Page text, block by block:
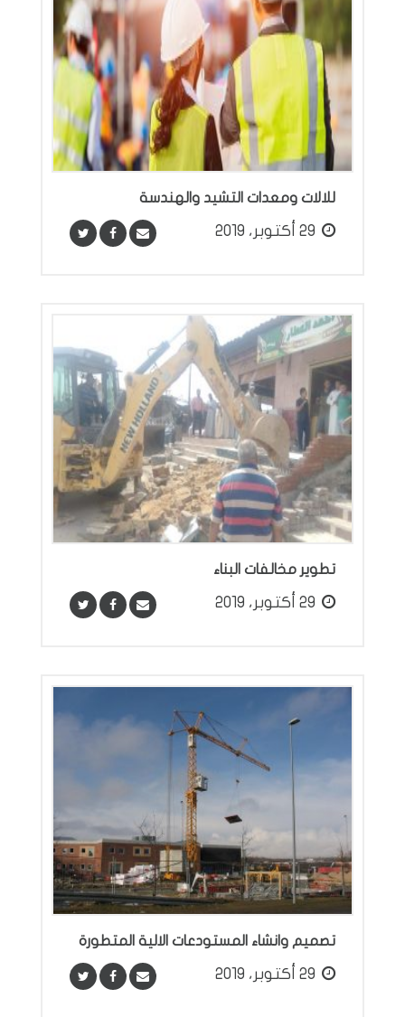
للالات ومعدات التشيد والهندسة
29 أكتوبر، 2019
تطوير مخالفات البناء
29 أكتوبر، 2019
تصميم وانشاء المستودعات الالية المتطورة
29 أكتوبر، 2019